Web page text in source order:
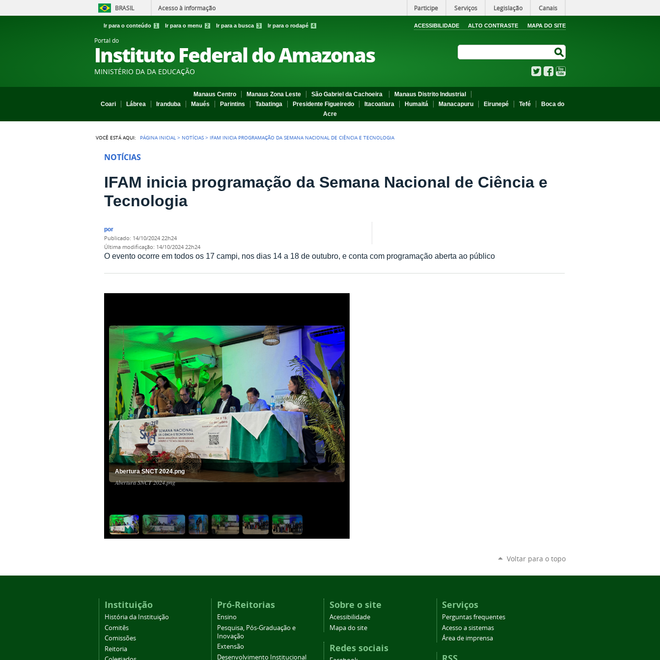
BRASIL Acesso à informação Participe Serviços Legislação Canais
Ir para o conteúdo 1 Ir para o menu 2 Ir para a busca 3 Ir para o rodapé 4 ACESSIBILIDADE ALTO CONTRASTE MAPA DO SITE
Portal do
Instituto Federal do Amazonas
MINISTÉRIO DA DA EDUCAÇÃO TwitterFacebook
Manaus Centro Manaus Zona Leste São Gabriel da Cachoeira
Manaus Distrito Industrial
Coari
Lábrea Iranduba Maués Parintins Tabatinga Presidente Figueiredo Itacoatiara Humaitá Manacapuru Eirunepé Tefé
Boca do
Acre
VOCÊ ESTÁ AQUI: PÁGINA INICIAL > NOTÍCIAS > IFAM INICIA PROGRAMAÇÃO DA SEMANA NACIONAL DE CIÊNCIA E TECNOLOGIA
NOTÍCIAS
IFAM inicia programação da Semana Nacional de Ciência e
Tecnologia
por
publicado: 14/10/2024 22h24
última modificação: 14/10/2024 22h24
O evento ocorre em todos os 17 campi, nos dias 14 a 18 de outubro, e conta com programação aberta ao público
Abertura SNCT 2024.png
Abertura SNCT 2024.png
Voltar para o topo
Instituição
História da Instituição
Comitês
Comissões
Reitoria
Pró-Reitorias
Ensino
Pesquisa, Pós-Graduação e
Inovação
Extensão
Desenvolvimento Institucional
Sobre o site
Acessibilidade
Mapa do site
Redes sociais
Serviços
Perguntas frequentes
Acesso a sistemas
Área de imprensa